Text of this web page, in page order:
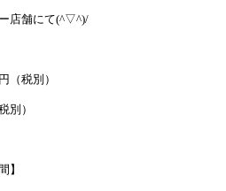
店舗にて(^▽^)/
（税別）
別）
】